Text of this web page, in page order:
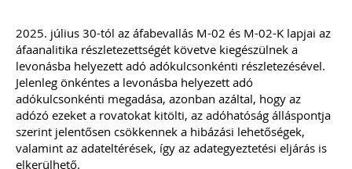
2022
Új és rendhagyó könyvelői feladat és
felelősség a digitális bizonylatok online
rendszerekben történő kezelése.
Elkészítettünk egy mai modern
könyvelői környezethez alkalmazkodó,
átlátható szabályozást
(szerződésmintát) az elektronikus
2025. július 30-tól az áfabevallás M-02 és M-02-K lapjai az
áfaanalitika részletezettségét követve kiegészülnek a
levonásba helyezett adó adókulcsonkénti részletezésével.
Jelenleg önkéntes a levonásba helyezett adó
adókulcsonkénti megadása, azonban azáltal, hogy az
adózó ezeket a rovatokat kitölti, az adóhatóság álláspontja
szerint jelentősen csökkennek a hibázási lehetőségek,
valamint az adateltérések, így az adategyeztetési eljárás is
elkerülhető.